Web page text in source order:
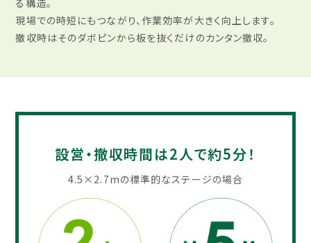
現場での時短にもつながり、作業効率が大きく向上します。​
撤収時はそのダボピンから板を抜くだけのカンタン撤収。​​
設営・撤収時間は2人で約5分！​
4.5×2.7mの標準的なステージの場合​